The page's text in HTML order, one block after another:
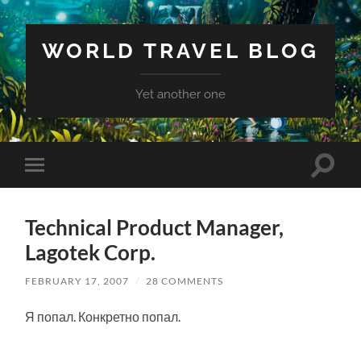
WORLD TRAVEL BLOG
Yet another one
Toggle
mobile
Toggle
Technical Product Manager,
Lagotek Corp.
FEBRUARY 17, 2007 / 28 COMMENTS
Я попал. Конкретно попал.